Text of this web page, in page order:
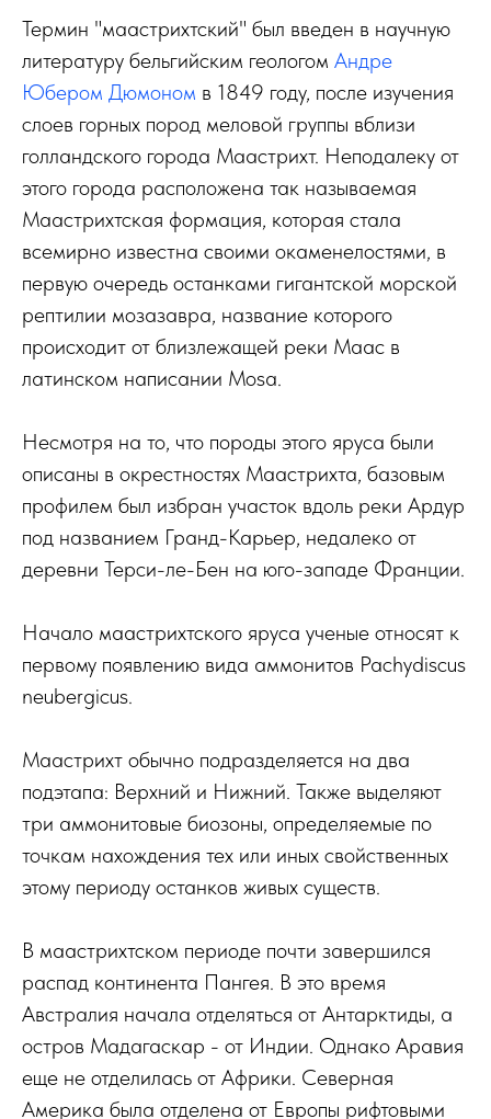
Термин "маастрихтский" был введен в научную
литературу бельгийским геологом Андре
Юбером Дюмоном в 1849 году, после изучения
слоев горных пород меловой группы вблизи
голландского города Маастрихт. Неподалеку от
этого города расположена так называемая
Маастрихтская формация, которая стала
всемирно известна своими окаменелостями, в
первую очередь останками гигантской морской
рептилии мозазавра, название которого
происходит от близлежащей реки Маас в
латинском написании Mosa.
Несмотря на то, что породы этого яруса были
описаны в окрестностях Маастрихта, базовым
профилем был избран участок вдоль реки Ардур
под названием Гранд-Карьер, недалеко от
деревни Терси-ле-Бен на юго-западе Франции.
Начало маастрихтского яруса ученые относят к
первому появлению вида аммонитов Pachydiscus
neubergicus.
Маастрихт обычно подразделяется на два
подэтапа: Верхний и Нижний. Также выделяют
три аммонитовые биозоны, определяемые по
точкам нахождения тех или иных свойственных
этому периоду останков живых существ.
В маастрихтском периоде почти завершился
распад континента Пангея. В это время
Австралия начала отделяться от Антарктиды, а
остров Мадагаскар - от Индии. Однако Аравия
еще не отделилась от Африки. Северная
Америка была отделена от Европы рифтовыми